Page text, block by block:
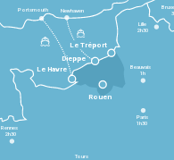
Le Havre
Dieppe
Le Tréport
Rennes
2h30
Tours
Paris
1h30
Beauvais
1h
Lille
2h30
Newhaven
Portsmouth
Rouen